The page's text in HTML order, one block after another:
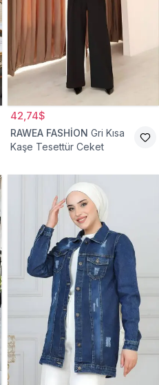
42,74$
RAWEA FASHİON Gri Kısa
Kaşe Tesettür Ceket